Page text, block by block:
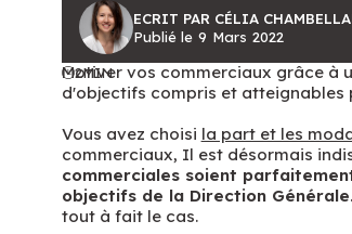
ECRIT PAR CÉLIA
Publié le 9 Mars 2022
2MIN
Motiver vos commerciaux grâce à
d'objectifs compris et atteignables
Vous avez choisi la part et les
commerciaux, Il est désormais
commerciales soient
objectifs de la Direction Générale
tout à fait le cas.